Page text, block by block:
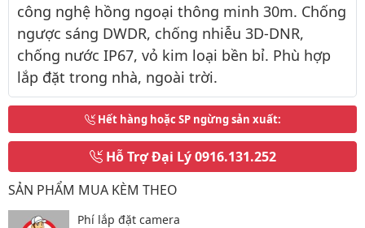
công nghệ hồng ngoại thông minh 30m. Chống
ngược sáng DWDR, chống nhiễu 3D-DNR,
chống nước IP67, vỏ kim loại bền bỉ. Phù hợp
lắp đặt trong nhà, ngoài trời.
Hết hàng hoặc SP ngừng sản xuất:
Hỗ Trợ Đại Lý0916.131.252
SẢN PHẨM MUA KÈM THEO
Phí lắp đặt camera